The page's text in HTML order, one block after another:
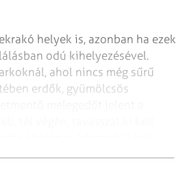
helyek is, azonban ha ezek
odú kihelyezésével.
ahol nincs még sűrű
erdők, gyümölcsös